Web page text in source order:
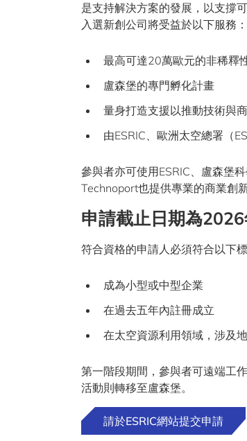
是支持解決方案的發展，以支撐
入選新創公司將受益於以下服務：
最高可達20萬歐元的非稀釋
盧森堡的專門孵化計畫
量身打造支援以推動技術與
由ESRIC、歐洲太空總署（
參與者亦可使用ESRIC、盧森堡
Technoport也提供專業的商業創新
申請截止日期為
符合資格的申請人必須符合以下標
成為小型或中型企業
在過去五年內註冊成立
在太空資源利用領域，涉及
第一階段期間，參與者可遠端工
活動則轉移至盧森堡。
請於ESRIC網站提交申請